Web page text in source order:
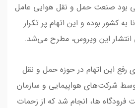
بود صنعت حمل و نقل هوایی عامل
به کشور بوده و این اتهام پر تکرار
انتشار این ویروس، مطرح می‌شد.
رفع این اتهام در حوزه حمل و نقل
شرکت‌های هواپیمایی و سازمان
ها، انجام شد که از زحمات